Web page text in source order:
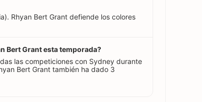
Rhyan Bert Grant defiende los colores
Bert Grant esta temporada?
las competiciones con Sydney durante
Bert Grant también ha dado 3